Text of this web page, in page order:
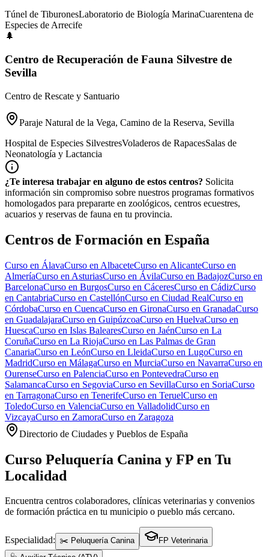
Túnel de TiburonesLaboratorio de Biología MarinaCuarentena de
Especies de Arrecife
🌲
Centro de Recuperación de Fauna Silvestre de
Sevilla
Centro de Rescate y Santuario
Paraje Natural de la Vega, Camino de la Reserva, Sevilla
Hospital de Especies SilvestresVoladeros de RapacesSalas de
Neonatología y Lactancia
¿Te interesa trabajar en alguno de estos centros? Solicita
información sin compromiso sobre nuestros programas formativos
homologados para prepararte en zoológicos, centros ecuestres,
acuarios y reservas de fauna en tu provincia.
Centros de Formación en España
Curso en ÁlavaCurso en AlbaceteCurso en AlicanteCurso en
AlmeríaCurso en AsturiasCurso en ÁvilaCurso en BadajozCurso en
BarcelonaCurso en BurgosCurso en CáceresCurso en CádizCurso
en CantabriaCurso en CastellónCurso en Ciudad RealCurso en
CórdobaCurso en CuencaCurso en GironaCurso en GranadaCurso
en GuadalajaraCurso en GuipúzcoaCurso en HuelvaCurso en
HuescaCurso en Islas BalearesCurso en JaénCurso en La
CoruñaCurso en La RiojaCurso en Las Palmas de Gran
CanariaCurso en LeónCurso en LleidaCurso en LugoCurso en
MadridCurso en MálagaCurso en MurciaCurso en NavarraCurso en
OurenseCurso en PalenciaCurso en PontevedraCurso en
SalamancaCurso en SegoviaCurso en SevillaCurso en SoriaCurso
en TarragonaCurso en TenerifeCurso en TeruelCurso en
ToledoCurso en ValenciaCurso en ValladolidCurso en
VizcayaCurso en ZamoraCurso en Zaragoza
Directorio de Ciudades y Pueblos de España
Curso Peluquería Canina y FP en Tu
Localidad
Encuentra centros colaboradores, clínicas veterinarias y convenios
de formación práctica en tu municipio o pueblo más cercano.
Especialidad: ✂️ Peluquería Canina
FP Veterinaria